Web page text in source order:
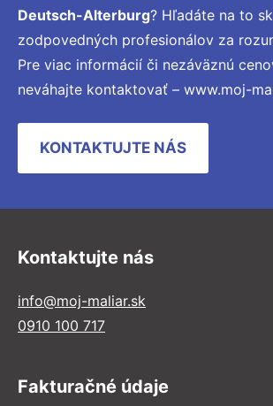
Deutsch-Alterburg? Hľadáte na to
zodpovedných profesionálov za
Pre viac informácií či nezáväznú
neváhajte kontaktovať – www.moj-
KONTAKTUJTE NÁS
Kontaktujte nás
info@moj-maliar.sk
0910 100 717
Fakturačné údaje